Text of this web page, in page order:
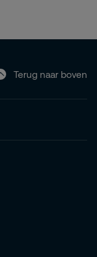
Terug naar boven